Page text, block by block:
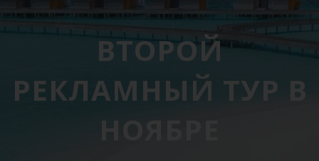
ВТОРОЙ
РЕКЛАМНЫЙ ТУР В
НОЯБРЕ